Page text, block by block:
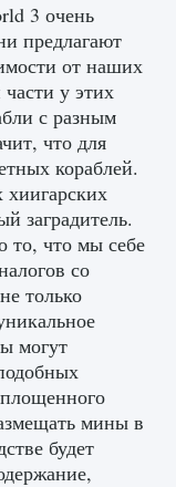
3 очень
предлагают
от наших
у этих
с разным
что для
кораблей.
заградитель.
то, что мы себе
со
только
могут
мины в
будет